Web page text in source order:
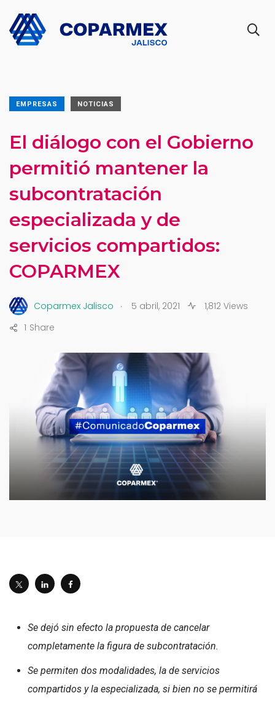
EMPRESAS NOTICIAS
El diálogo con el Gobierno
permitió mantener la
subcontratación
especializada y de
servicios compartidos:
COPARMEX
Coparmex Jalisco . 5 abril, 2021
1,812 Views
Share
1
Se dejó sin efecto la propuesta de cancelar
completamente la figura de subcontratación.
Se permiten dos modalidades, la de servicios
compartidos y la especializada, si bien no se permitirá